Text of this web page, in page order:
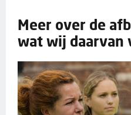
Meer over de
wat wij daarvan